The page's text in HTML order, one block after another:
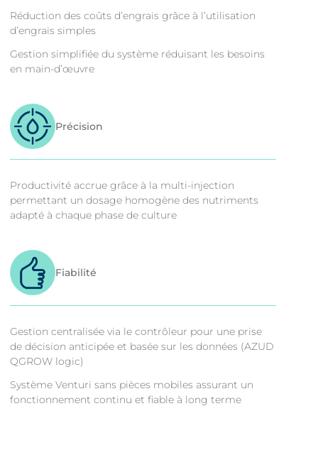
Réduction des coûts d’engrais grâce à l’utilisation
d’engrais simples
Gestion simplifiée du système réduisant les besoins
en main-d’œuvre
Précision
Productivité accrue grâce à la multi-injection
permettant un dosage homogène des nutriments
adapté à chaque phase de culture
Fiabilité
Gestion centralisée via le contrôleur pour une prise
de décision anticipée et basée sur les données (AZUD
QGROW logic)
Système Venturi sans pièces mobiles assurant un
fonctionnement continu et fiable à long terme